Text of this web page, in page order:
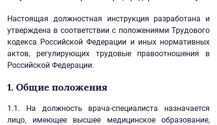
Настоящая должностная инструкция разработана и
утверждена в соответствии с положениями Трудового
кодекса Российской Федерации и иных нормативных
актов, регулирующих трудовые правоотношения в
Российской Федерации.
1. Общие положения
1.1. На должность врача-специалиста назначается
лицо, имеющее высшее медицинское образование,